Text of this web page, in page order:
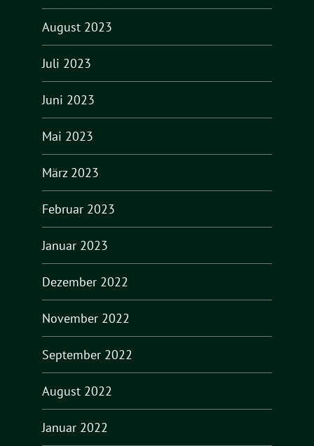
August 2023
Juli 2023
Juni 2023
Mai 2023
März 2023
Februar 2023
Januar 2023
Dezember 2022
November 2022
September 2022
August 2022
Januar 2022